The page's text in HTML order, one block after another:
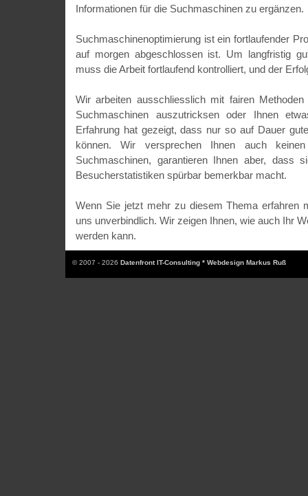
Informationen für die Suchmaschinen zu ergänzen.
Suchmaschinenoptimierung ist ein fortlaufender
auf morgen abgeschlossen ist. Um langfristig
muss die Arbeit fortlaufend kontrolliert, und der
Wir arbeiten ausschliesslich mit fairen
Suchmaschinen auszutricksen oder Ihnen
Erfahrung hat gezeigt, dass nur so auf Dauer
können. Wir versprechen Ihnen auch
Suchmaschinen, garantieren Ihnen aber, dass
Besucherstatistiken spürbar bemerkbar macht.
Wenn Sie jetzt mehr zu diesem Thema erfahren
uns unverbindlich. Wir zeigen Ihnen, wie auch Ihr
werden kann.
© 2007 - 2026 Datenfront IT-Consulting * Webdesign Markus Ruß